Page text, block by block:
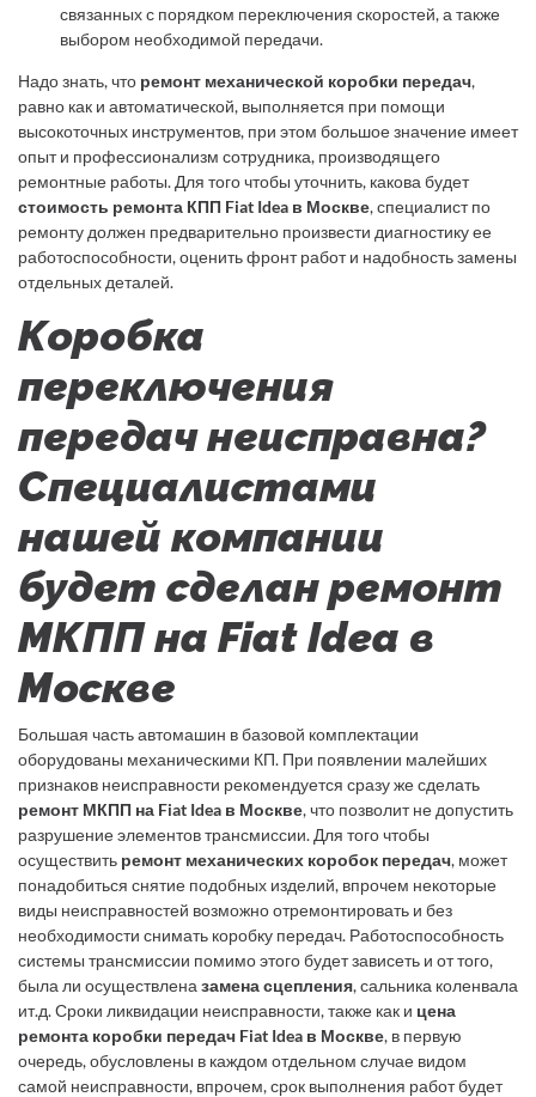
связанных с порядком переключения скоростей, а также
выбором необходимой передачи.
Надо знать, что ремонт механической коробки передач,
равно как и автоматической, выполняется при помощи
высокоточных инструментов, при этом большое значение имеет
опыт и профессионализм сотрудника, производящего
ремонтные работы. Для того чтобы уточнить, какова будет
стоимость ремонта КПП Fiat Idea в Москве, специалист по
ремонту должен предварительно произвести диагностику ее
работоспособности, оценить фронт работ и надобность замены
отдельных деталей.
Коробка
переключения
передач неисправна?
Специалистами
нашей компании
будет сделан ремонт
МКПП на Fiat Idea в
Москве
Большая часть автомашин в базовой комплектации
оборудованы механическими КП. При появлении малейших
признаков неисправности рекомендуется сразу же сделать
ремонт МКПП на Fiat Idea в Москве, что позволит не допустить
разрушение элементов трансмиссии. Для того чтобы
осуществить ремонт механических коробок передач, может
понадобиться снятие подобных изделий, впрочем некоторые
виды неисправностей возможно отремонтировать и без
необходимости снимать коробку передач. Работоспособность
системы трансмиссии помимо этого будет зависеть и от того,
была ли осуществлена замена сцепления, сальника коленвала
ит.д. Сроки ликвидации неисправности, также как и цена
ремонта коробки передач Fiat Idea в Москве, в первую
очередь, обусловлены в каждом отдельном случае видом
самой неисправности, впрочем, срок выполнения работ будет